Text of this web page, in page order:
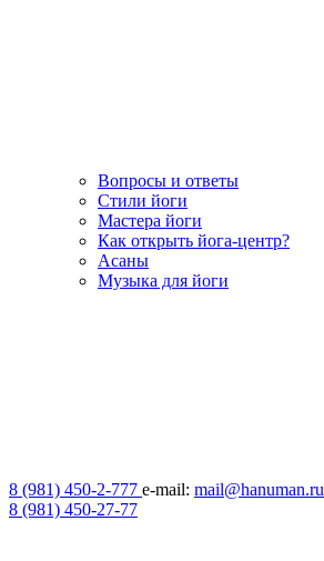
Вопросы и ответы
Стили йоги
Мастера йоги
Как открыть йога-центр?
Асаны
Музыка для йоги
8 (981) 450-2-777 e-mail: mail@hanuman.ru
8 (981) 450-27-77